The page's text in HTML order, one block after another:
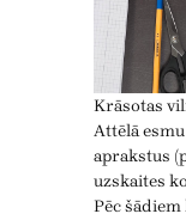
Krāsotas
Attēlā
aprakstus
uzskaites
Pēc